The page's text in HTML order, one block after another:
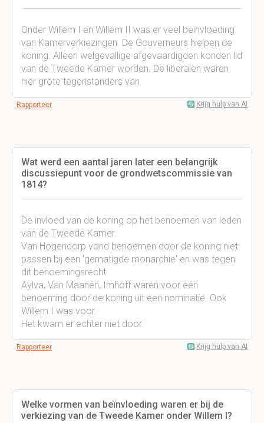
Onder Willem I en Willem II was er veel beïnvloeding
van Kamerverkiezingen. De Gouverneurs hielpen de
koning. Alleen welgevallige afgevaardigden konden lid
van de Tweede Kamer worden. De liberalen waren
hier grote tegenstanders van.
Rapporteer Krijg hulp van AI
Wat werd een aantal jaren later een belangrijk
discussiepunt voor de grondwetscommissie van
1814?
De invloed van de koning op het benoemen van leden
van de Tweede Kamer.
Van Hogendorp vond benoemen door de koning niet
passen bij een 'gematigde monarchie' en was tegen
dit benoemingsrecht.
Aylva, Van Maanen, Imhoff waren voor een
benoeming door de koning uit een nominatie. Ook
Willem I was voor.
Het kwam er echter niet door.
Rapporteer Krijg hulp van AI
Welke vormen van beïnvloeding waren er bij de
verkiezing van de Tweede Kamer onder Willem I?